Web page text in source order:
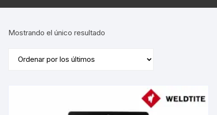
Mostrando el único resultado